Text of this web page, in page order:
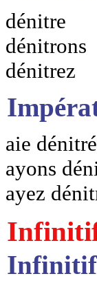
dénitre
dénitrons
dénitrez
aie dénitré
ayons
ayez
Infinitif